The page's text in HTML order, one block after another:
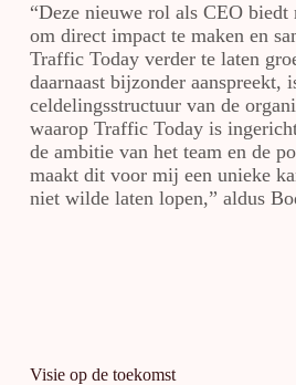
“Deze nieuwe rol als CEO
om direct impact te maken en
Traffic Today verder te laten
daarnaast bijzonder aanspreekt,
celdelingsstructuur van de
waarop Traffic Today is
de ambitie van het team en de
maakt dit voor mij een unieke
niet wilde laten lopen,” aldus
Visie op de toekomst